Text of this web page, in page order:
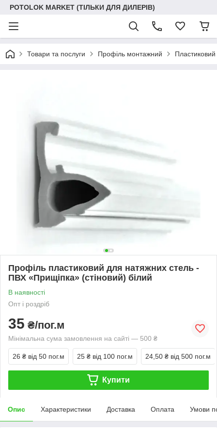
POTOLOK MARKET (ТІЛЬКИ ДЛЯ ДИЛЕРІВ)
Товари та послуги Профіль монтажний
Профіль пластиковий для натяжних стель -
ПВХ «Прищіпка» (стіновий) білий
В наявності
Опт і роздріб
35 ₴/пог.м
Мінімальна сума замовлення на сайті — 500 ₴
26 ₴ від 50 пог.м 25 ₴ від 100 пог.м 24,50 ₴ від 500 пог.м
Купити
Опис Характеристики Доставка Оплата Умови